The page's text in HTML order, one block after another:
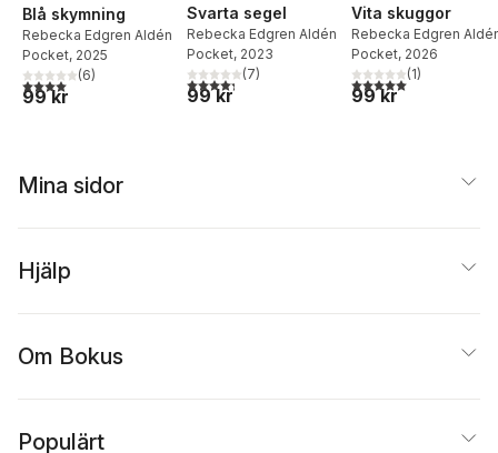
Blå skymning
Rebecka Edgren Aldén
Pocket, 2025
4,0utav 5 stjärnor. Totalt antal röster:
(6)
99 kr
Svarta segel
Rebecka Edgren Aldén
Pocket, 2023
4,3utav 5 stjärnor. Totalt antal röster:
(7)
99 kr
Vita skuggor
Rebecka Edgren
Pocket, 2026
5,0utav 5 stjärnor.
(1)
99 kr
Mina sidor
Hjälp
Om Bokus
Populärt